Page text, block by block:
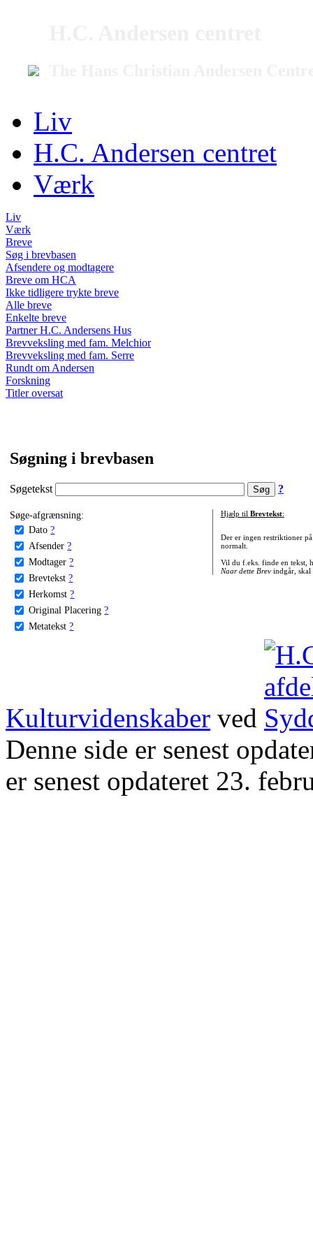
Liv
H.C. Andersen centret
Værk
Liv
Værk
Breve
Søg i brevbasen
Afsendere og modtagere
Breve om HCA
Ikke tidligere trykte breve
Alle breve
Enkelte breve
Partner H.C. Andersens Hus
Brevveksling med fam. Melchior
Brevveksling med fam. Serre
Rundt om Andersen
Forskning
Titler oversat
Søgning i brevbasen
Søgetekst ?
Søge-afgrænsning:
Dato ?
Afsender ?
Modtager ?
Brevtekst ?
Herkomst ?
Original Placering ?
Metatekst ?
Hjælp til Brevtekst:
Der er ingen restriktioner
normalt.
Vil du f.eks. finde en tekst,
Naar dette Brevindgår, skal
Kulturvidenskaber ved
Denne side er senest
er senest opdateret 23.